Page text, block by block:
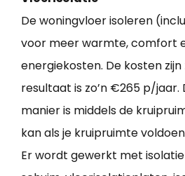
De woningvloer isoleren
voor meer warmte, comfort
energiekosten. De kosten zijn
resultaat is zo’n €265 p/jaar.
manier is middels de
kan als je kruipruimte
Er wordt gewerkt met